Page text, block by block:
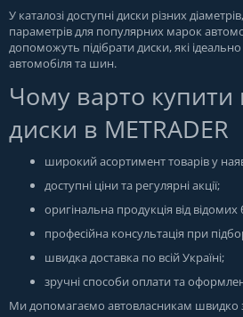
У каталозі доступні диски різних
параметрів для популярних марок
допоможуть підібрати диски, які
автомобіля та шин.
Чому варто
диски в METRADER
широкий асортимент товарів у
доступні ціни та регулярні акції;
оригінальна продукція від відомих
професійна консультація при
швидка доставка по всій Україні;
зручні способи оплати та
Ми допомагаємо автовласникам швидко